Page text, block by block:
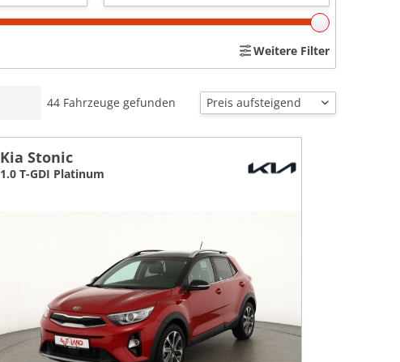
Weitere Filter
44 Fahrzeuge gefunden
Kia Stonic
1.0 T-GDI Platinum